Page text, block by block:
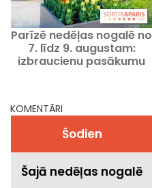
Parīzē nedēļas nogalē no
7. līdz 9. augustam:
izbraucienu pasākumu
KOMENTĀRI
Šodien
Šajā nedēļas nogalē